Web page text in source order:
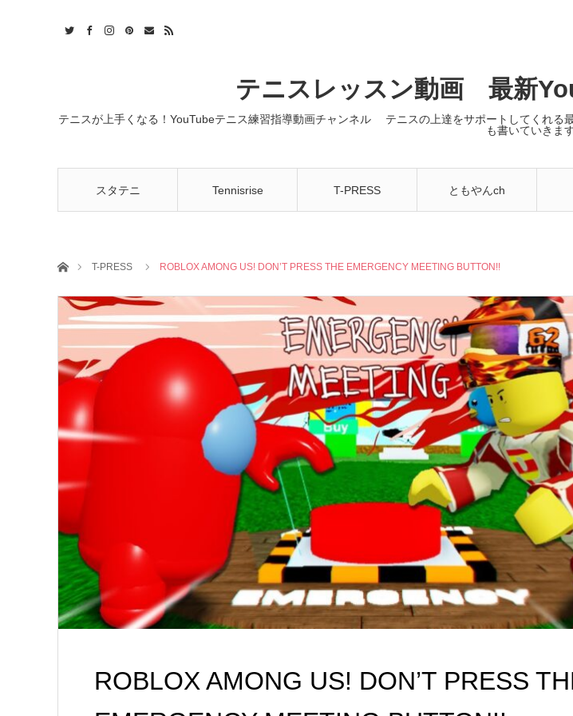
テニスレッスン動画 最新
テニスが上手くなる！YouTubeテニス練習指導動画チャンネル テニスの上達をサポートしてくれ
も書いていきます
スタテニ Tennisrise T-PRESS ともやんch
ホームT-PRESS ROBLOX AMONG US! DON’T PRESS THE EMERGENCY MEETING BUTTON!!
ROBLOX AMONG US! DON’T PRESS